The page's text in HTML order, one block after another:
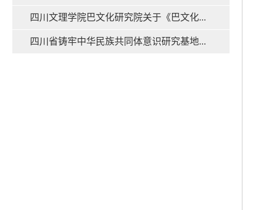
四川文理学院巴文化研究院关于《巴文化...
四川省铸牢中华民族共同体意识研究基地...